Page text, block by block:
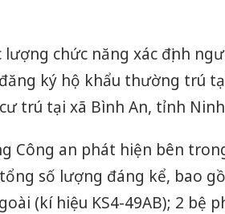
chức năng xác định
ký hộ khẩu thường trú
trú tại xã Bình An, tỉnh
Công an phát hiện bên
số lượng đáng kể, bao
(kí hiệu KS4-49AB); 2 bệ